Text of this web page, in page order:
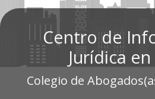
Centro de
Jurídica
Colegio de